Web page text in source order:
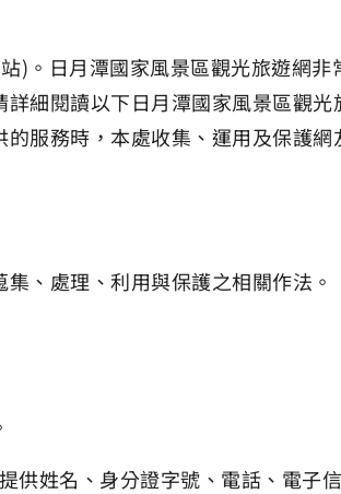
)。日月潭國家風景區觀光旅遊網
細閱讀以下日月潭國家風景區觀
服務時，本處收集、運用及保護網
、處理、利用與保護之相關作法。
姓名、身分證字號、電話、電子